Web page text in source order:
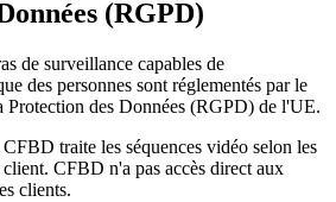
(RGPD)
de surveillance capables de
des personnes sont réglementés par le
Protection des Données (RGPD) de l'UE.
traite les séquences vidéo selon les
CFBD n'a pas accès direct aux
clients.